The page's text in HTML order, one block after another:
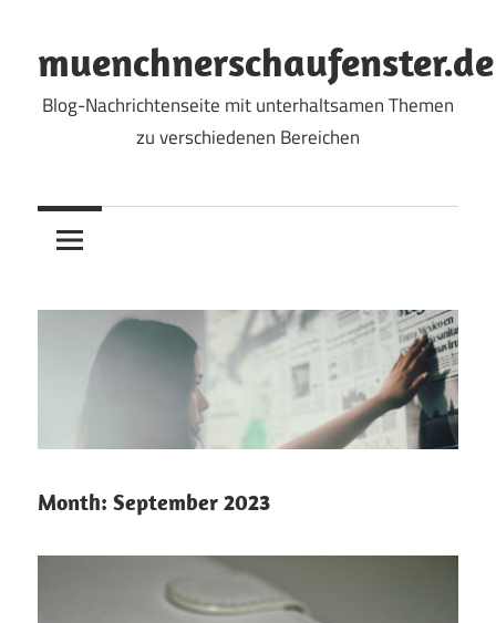
content
muenchnerschaufenster.de
Blog-Nachrichtenseite mit unterhaltsamen Themen
zu verschiedenen Bereichen
Month: September 2023